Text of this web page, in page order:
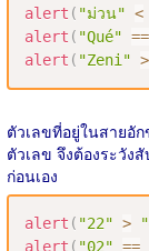
alert ( "ม่วน" <
alert ( "Qué" ==
alert ( "Zeni" >
ตัวเลขที่อยู่ในสายอั
ตัวเลข จึงต้องระวัง
ก่อนเอง
alert ( "22" >
alert ( "02" ==